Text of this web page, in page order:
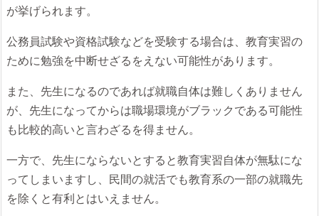
が挙げられます。
公務員試験や資格試験などを受験する場合は、教育実習の
ために勉強を中断せざるをえない可能性があります。
また、先生になるのであれば就職自体は難しくありません
が、先生になってからは職場環境がブラックである可能性
も比較的高いと言わざるを得ません。
一方で、先生にならないとすると教育実習自体が無駄にな
ってしまいますし、民間の就活でも教育系の一部の就職先
を除くと有利とはいえません。